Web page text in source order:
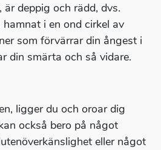
deppig och rädd, dvs.
i en ond cirkel av
som förvärrar din ångest i
din smärta och så vidare.
ligger du och oroar dig
också bero på något
eller något